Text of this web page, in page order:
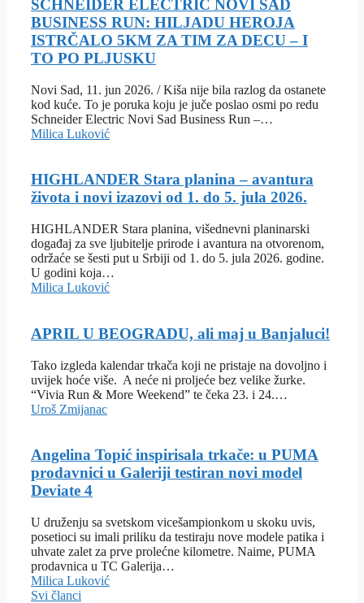
SCHNEIDER ELECTRIC NOVI SAD
BUSINESS RUN: HILJADU HEROJA
ISTRČALO 5KM ZA TIM ZA DECU – I
TO PO PLJUSKU
Novi Sad, 11. jun 2026. / Kiša nije bila razlog da ostanete
kod kuće. To je poruka koju je juče poslao osmi po redu
Schneider Electric Novi Sad Business Run –…
Milica Luković
HIGHLANDER Stara planina – avantura
života i novi izazovi od 1. do 5. jula 2026.
HIGHLANDER Stara planina, višednevni planinarski
događaj za sve ljubitelje prirode i avantura na otvorenom,
održaće se šesti put u Srbiji od 1. do 5. jula 2026. godine.
U godini koja…
Milica Luković
APRIL U BEOGRADU, ali maj u Banjaluci!
Tako izgleda kalendar trkača koji ne pristaje na dovoljno i
uvijek hoće više. A neće ni proljeće bez velike žurke.
“Vivia Run & More Weekend” te čeka 23. i 24.…
Uroš Zmijanac
Angelina Topić inspirisala trkače: u PUMA
prodavnici u Galeriji testiran novi model
Deviate 4
U druženju sa svetskom vicešampionkom u skoku uvis,
posetioci su imali priliku da testiraju nove modele patika i
uhvate zalet za prve prolećne kilometre. Naime, PUMA
prodavnica u TC Galerija…
Milica Luković
Svi članci